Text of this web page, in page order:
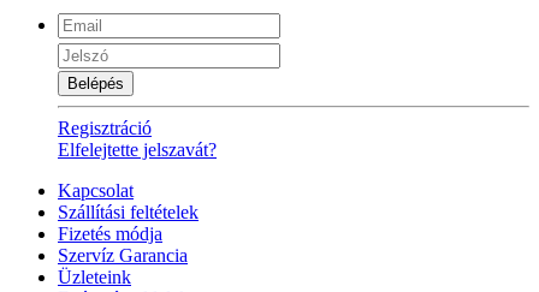
Belépés
Regisztráció
Elfelejtette jelszavát?
Kapcsolat
Szállítási feltételek
Fizetés módja
Szervíz Garancia
Üzleteink